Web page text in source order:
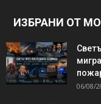
ИЗБРАНИ ОТ
06/08/